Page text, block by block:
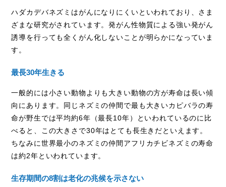
ハダカデバネズミはがんになりにくいといわれており、さま
ざまな研究がされています。発がん性物質による強い発がん
誘導を行っても全くがん化しないことが明らかになっていま
す。
最長30年生きる
一般的には小さい動物よりも大きい動物の方が寿命は長い傾
向にあります。同じネズミの仲間で最も大きいカピバラの寿
命が野生では平均約6年（最長10年）といわれているのに比
べると、この大きさで30年はとても長生きだといえます。
ちなみに世界最小のネズミの仲間アフリカチビネズミの寿命
は約2年といわれています。
生存期間の8割は老化の兆候を示さない